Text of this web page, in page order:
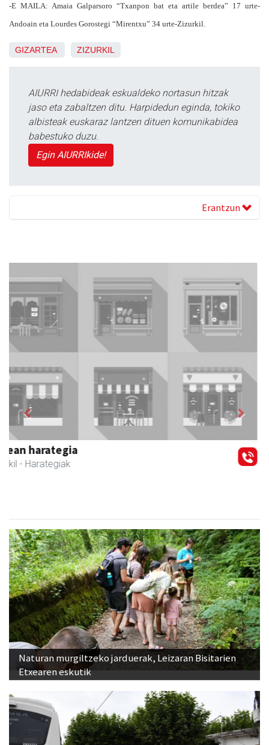
-E MAILA: Amaia Galparsoro “Txanpon bat eta artile berdea” 17 urte-
Andoain eta Lourdes Gorostegi “Mirentxu” 34 urte-Zizurkil.
GIZARTEA ZIZURKIL
AIURRI hedabideak eskualdeko nortasun hitzak
jaso eta zabaltzen ditu. Harpidedun eginda, tokiko
albisteak euskaraz lantzen dituen komunikabidea
babestuko duzu.
Egin AIURRIkide!
Erantzun
Zubimusu Ikastola
Zizurkil - Hezkuntza
Previous
Naturan murgiltzeko jarduerak, Leizaran Bisitarien
Etxearen eskutik